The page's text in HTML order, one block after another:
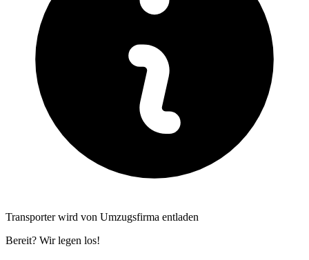
Transporter wird von Umzugsfirma entladen
Bereit? Wir legen los!